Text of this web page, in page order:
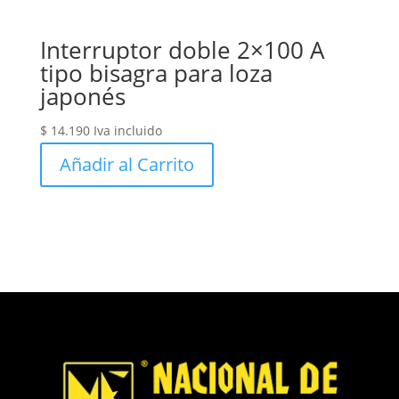
Interruptor doble 2×100 A
tipo bisagra para loza
japonés
$ 14.190 Iva incluido
Añadir al Carrito